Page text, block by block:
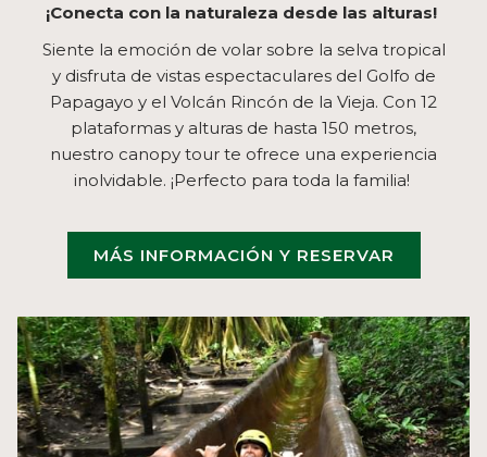
¡Conecta con la naturaleza desde las alturas!
Siente la emoción de volar sobre la selva tropical
y disfruta de vistas espectaculares del Golfo de
Papagayo y el Volcán Rincón de la Vieja. Con 12
plataformas y alturas de hasta 150 metros,
nuestro canopy tour te ofrece una experiencia
inolvidable. ¡Perfecto para toda la familia!
MÁS INFORMACIÓN Y RESERVAR